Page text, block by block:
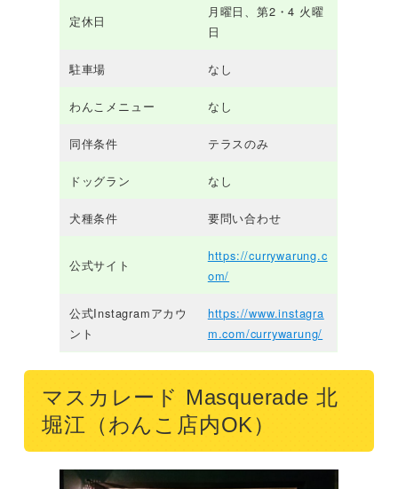
定休日
月曜日、第2・4 火曜
日
駐車場 なし
わんこメニュー なし
同伴条件 テラスのみ
ドッグラン なし
犬種条件 要問い合わせ
公式サイト
https://currywarung.c
om/
公式Instagramアカウ
ント
https://www.instagra
m.com/currywarung/
マスカレード Masquerade 北
堀江（わんこ店内OK）